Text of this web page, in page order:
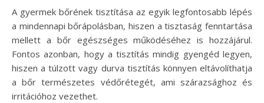
A gyermek bőrének tisztítása az egyik legfontosabb lépés
a mindennapi bőrápolásban, hiszen a tisztaság fenntartása
mellett a bőr egészséges működéséhez is hozzájárul.
Fontos azonban, hogy a tisztítás mindig gyengéd legyen,
hiszen a túlzott vagy durva tisztítás könnyen eltávolíthatja
a bőr természetes védőrétegét, ami szárazsághoz és
irritációhoz vezethet.